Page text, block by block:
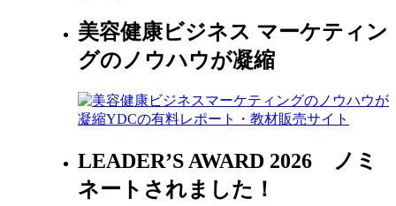
美容健康ビジネス マーケティン
グのノウハウが凝縮
LEADER’S AWARD 2026 ノミ
ネートされました！